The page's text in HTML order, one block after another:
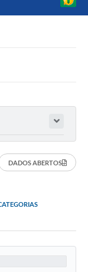
DADOS ABERTOS